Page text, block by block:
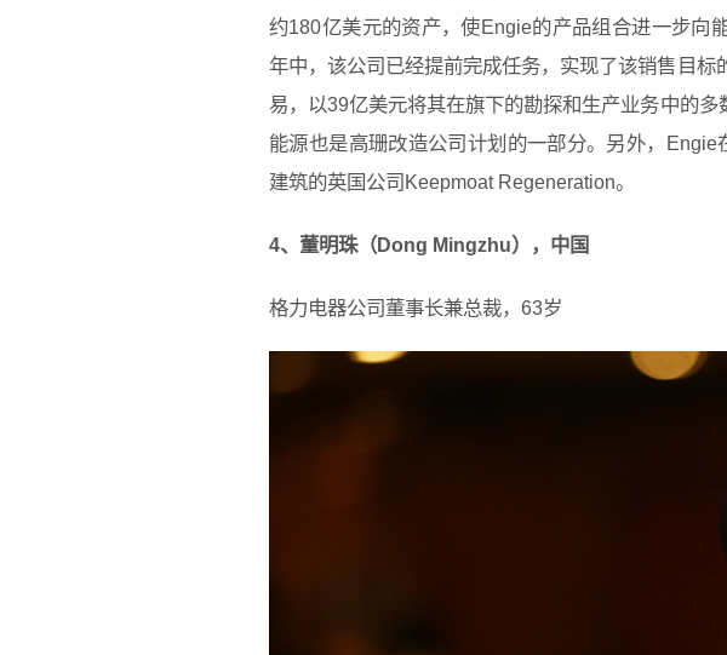
约180亿美元的资产，使Engie的产品组合进一步向
年中，该公司已经提前完成任务，实现了该销售目
易，以39亿美元将其在旗下的勘探和生产业务中的
能源也是高珊改造公司计划的一部分。另外，
建筑的英国公司Keepmoat Regeneration。
4、董明珠（Dong Mingzhu），中国
格力电器公司董事长兼总裁，63岁